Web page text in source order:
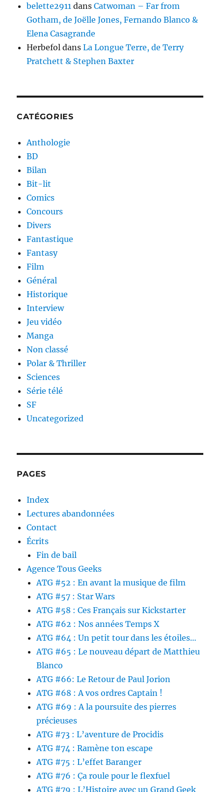
belette2911 dansCatwoman – Far from
Gotham, de Joëlle Jones, Fernando Blanco &
Elena Casagrande
Herbefol dansLa Longue Terre, de Terry
Pratchett & Stephen Baxter
CATÉGORIES
Anthologie
BD
Bilan
Bit-lit
Comics
Concours
Divers
Fantastique
Fantasy
Film
Général
Historique
Interview
Jeu vidéo
Manga
Non classé
Polar & Thriller
Sciences
Série télé
SF
Uncategorized
PAGES
Index
Lectures abandonnées
Contact
Écrits
Fin de bail
Agence Tous Geeks
ATG #52 : En avant la musique de film
ATG #57 : Star Wars
ATG #58 : Ces Français sur Kickstarter
ATG #62 : Nos années Temps X
ATG #64 : Un petit tour dans les étoiles…
ATG #65 : Le nouveau départ de Matthieu
Blanco
ATG #66: Le Retour de Paul Jorion
ATG #68 : A vos ordres Captain !
ATG #69 : A la poursuite des pierres
précieuses
ATG #73 : L’aventure de Procidis
ATG #74 : Ramène ton escape
ATG #75 : L’effet Baranger
ATG #76 : Ça roule pour le flexfuel
ATG #79 : L’Histoire avec un Grand Geek